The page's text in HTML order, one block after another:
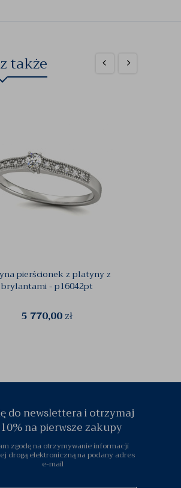
także
pierścionek z platyny z
brylantami - p16042pt
5 770,00zł
do newslettera i otrzymaj
na pierwsze zakupy
zgodę na otrzymywanie informacji
drogą elektroniczną na podany adres
e-mail